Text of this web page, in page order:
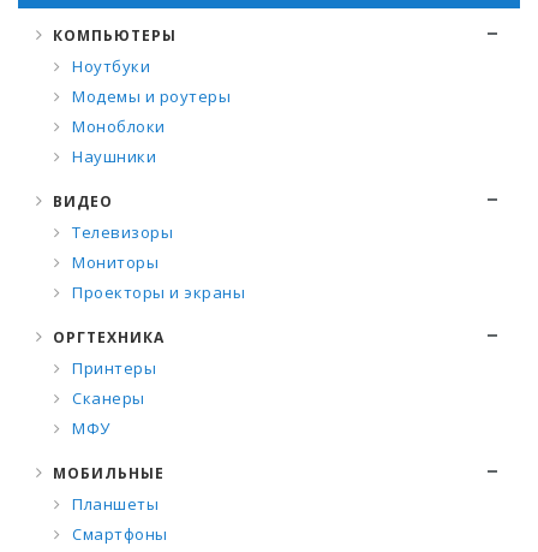
КОМПЬЮТЕРЫ
Ноутбуки
Модемы и роутеры
Моноблоки
Наушники
ВИДЕО
Телевизоры
Мониторы
Проекторы и экраны
ОРГТЕХНИКА
Принтеры
Сканеры
МФУ
МОБИЛЬНЫЕ
Планшеты
Смартфоны